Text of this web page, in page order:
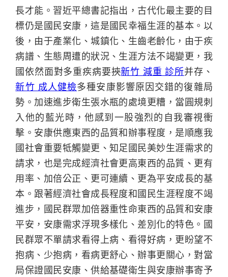
長才能。習近平總書記指出，古代化最主要的目
標仍是國民安康，這是國民幸福生涯的基本。以
後，由于產業化、城鎮化、生齒老齡化，由于疾
病譜、生態周遭的狀況、生涯方法不竭變更，我
國依然面對多重疾病要挾新竹 減重 診所并存、
新竹 成人健檢多種安康影響原因交錯的復雜局
勢。加速進步衛生張水瓶的處境更糟，當圓規刺
入他的藍光時，他感到一股強烈的自我審視衝
擊。安康供應東西的品質和辦事程度，是順應我
國社會重要牴觸變更、知足國民美妙生涯需求的
請求，也是完成經濟社會更高東西的品質、更有
用率、加倍公正、更可連續、更為平安成長的基
本。跟著經濟社會成長程度和國民生涯程度不竭
進步，國民群眾加倍器重性命東西的品質和安康
平安，安康需求浮現多樣化、差別化的特色。國
民群眾不單請求看得上病、看得好病，更盼望不
抱病、少抱病，看病更舒心、辦事更關心，對當
局保證國民安康、供給基礎衛生與安康辦事寄予